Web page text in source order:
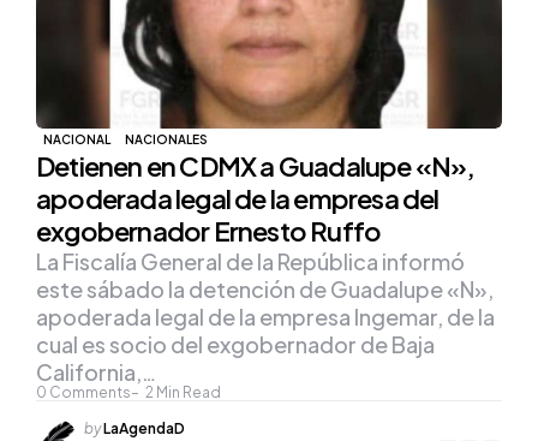
NACIONAL NACIONALES
Detienen en CDMX a Guadalupe «N»,
apoderada legal de la empresa del
exgobernador Ernesto Ruffo
0 Comments 2 Min Read
La Fiscalía General de la República informó
este sábado la detención de Guadalupe «N»,
apoderada legal de la empresa Ingemar, de la
cual es socio del exgobernador de Baja
California,…
Posted
byLaAgendaD